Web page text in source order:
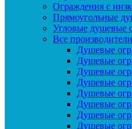
Ограждения с
Прямоугольные
Угловые душевые
Все
Душевые
Душевые
Душевые
Душевые
Душевые
Душевые
Душевые
Душевые